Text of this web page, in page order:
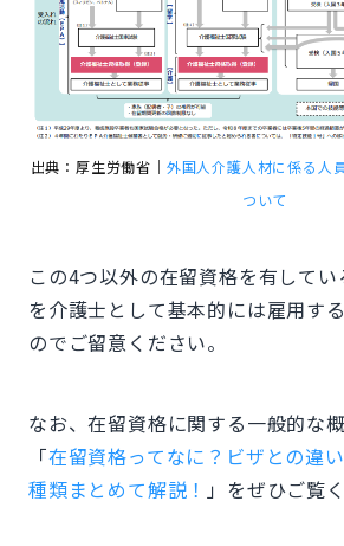
出典：厚生労働省｜ 外国人介護人材に係る人
ついて
この4つ以外の在留資格を有して
を介護士として基本的には雇用す
のでご留意ください。
なお、在留資格に関する一般的な
「在留資格ってなに？ビザとの違
種類まとめて解説！ 」をぜひご覧